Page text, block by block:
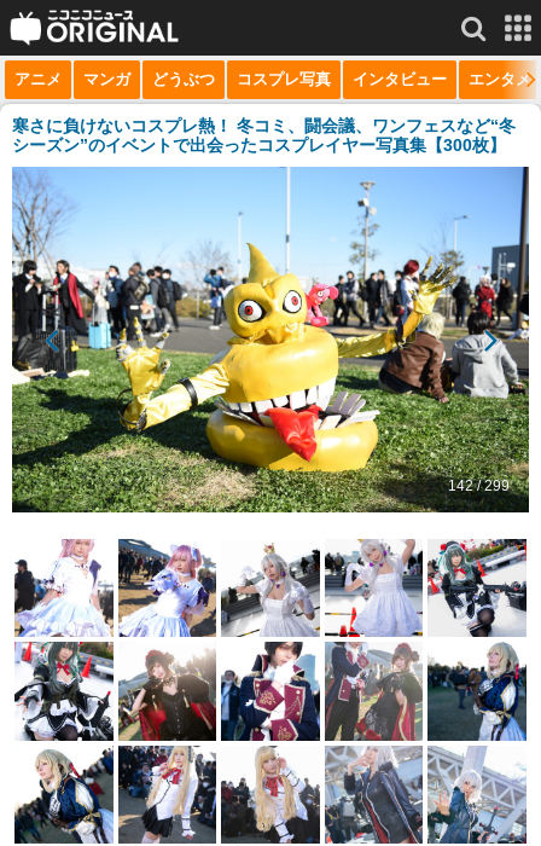
サービス一覧 もっと見る
niconico
生放送
ニュース
チャンネル
マンガ
ニコニコQ
アニメ マンガ どうぶつ コスプレ写真 インタビュー エンタメ
寒さに負けないコスプレ熱！ 冬コミ、闘会議、ワンフェスなど“冬
シーズン”のイベントで出会ったコスプレイヤー写真集【300枚】
142 / 299